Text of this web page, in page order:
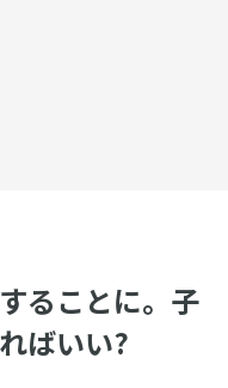
ることに。子
ばいい?